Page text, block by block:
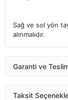
Sağ ve sol yön
alınmalıdır.
Garanti ve
Taksit